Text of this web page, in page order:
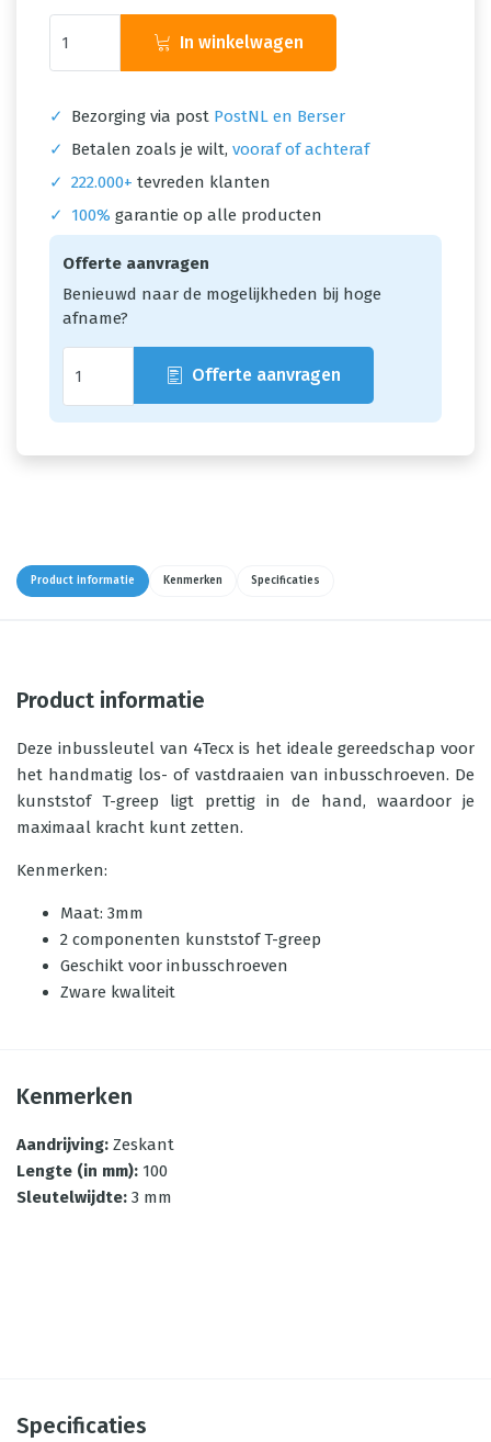
In winkelwagen
✓ Bezorging via post PostNL en Berser
✓
Betalen zoals je wilt, vooraf of achteraf
✓ 222.000+ tevreden klanten
✓
100% garantie op alle producten
Offerte aanvragen
Benieuwd naar de mogelijkheden bij hoge
afname?
Offerte aanvragen
Product informatie Kenmerken Specificaties
Product informatie
Deze inbussleutel van 4Tecx is het ideale gereedschap voor
het handmatig los- of vastdraaien van inbusschroeven. De
kunststof T-greep ligt prettig in de hand, waardoor je
maximaal kracht kunt zetten.
Kenmerken:
Maat: 3mm
2 componenten kunststof T-greep
Geschikt voor inbusschroeven
Zware kwaliteit
Kenmerken
Aandrijving: Zeskant
Lengte (in mm): 100
Sleutelwijdte: 3 mm
Specificaties